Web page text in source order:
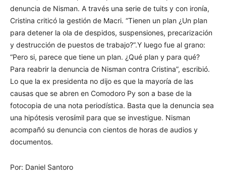
denuncia de Nisman. A través una serie de tuits y con ironía,
Cristina criticó la gestión de Macri. “Tienen un plan ¿Un plan
para detener la ola de despidos, suspensiones, precarización
y destrucción de puestos de trabajo?”.Y luego fue al grano:
“Pero si, parece que tiene un plan. ¿Qué plan y para qué?
Para reabrir la denuncia de Nisman contra Cristina”, escribió.
Lo que la ex presidenta no dijo es que la mayoría de las
causas que se abren en Comodoro Py son a base de la
fotocopia de una nota periodística. Basta que la denuncia sea
una hipótesis verosímil para que se investigue. Nisman
acompañó su denuncia con cientos de horas de audios y
documentos.
Por: Daniel Santoro